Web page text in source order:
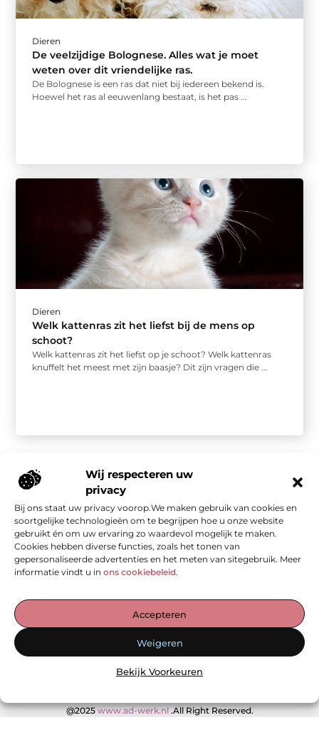
Wij respecteren uw
privacy
Bij ons staat uw privacy voorop.We maken gebruik van cookies en
soortgelijke technologieën om te begrijpen hoe u onze website
gebruikt én om uw ervaring zo waardevol mogelijk te maken.
Cookies hebben diverse functies, zoals het tonen van
gepersonaliseerde advertenties en het meten van sitegebruik. Meer
informatie vindt u in ons cookiebeleid.
Accepteren
Weigeren
Bekijk Voorkeuren
Dieren
De veelzijdige Bolognese. Alles wat je moet
weten over dit vriendelijke ras.
De Bolognese is een ras dat niet bij iedereen bekend is.
Hoewel het ras al eeuwenlang bestaat, is het pas ...
Dieren
Welk kattenras zit het liefst bij de mens op
schoot?
Welk kattenras zit het liefst op je schoot? Welk kattenras
knuffelt het meest met zijn baasje? Dit zijn vragen die ...
De Verzamelplaats voor Blogs en Inzichten
— Ontdek inspirerende verhalen, praktische tips en waardevolle
artikelen, allemaal op één plek. Begin jouw leesreis vandaag op
@2025www.ad-werk.nl.All Right Reserved.
Onze informatie